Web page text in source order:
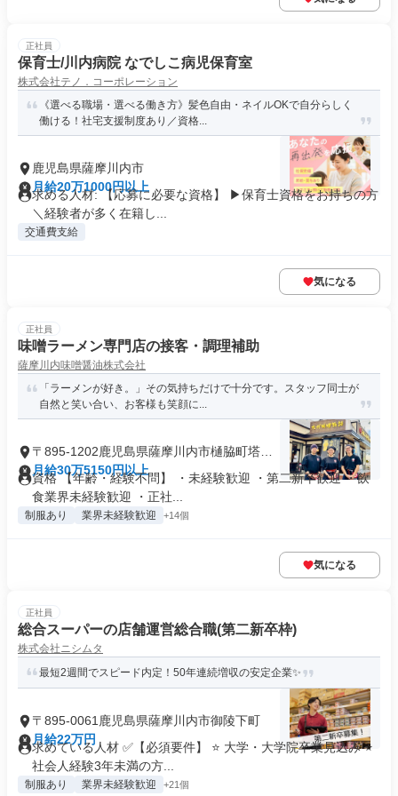
正社員
保育士/川内病院 なでしこ病児保育室
株式会社テノ．コーポレーション
《選べる職場・選べる働き方》髪色自由・ネイルOKで自分らしく
働ける！社宅支援制度あり／資格...
鹿児島県薩摩川内市
月給20万1000円以上
求める人材: 【応募に必要な資格】 ▶保育士資格をお持ちの方
＼経験者が多く在籍し...
交通費支給
気になる
正社員
味噌ラーメン専門店の接客・調理補助
薩摩川内味噌醤油株式会社
「ラーメンが好き。」その気持ちだけで十分です。スタッフ同士が
自然と笑い合い、お客様も笑顔に...
〒895-1202鹿児島県薩摩川内市樋脇町塔之
原
月給30万5150円以上
資格 【年齢・経験不問】 ・未経験歓迎 ・第二新卒歓迎 ・飲
食業界未経験歓迎 ・正社...
制服あり 業界未経験歓迎 +14個
気になる
正社員
総合スーパーの店舗運営総合職(第二新卒枠)
株式会社ニシムタ
最短2週間でスピード内定！50年連続増収の安定企業✨
〒895-0061鹿児島県薩摩川内市御陵下町
月給22万円
求めている人材 ✅【必須要件】 ⭐ 大学・大学院卒業見込み ⭐
社会人経験3年未満の方...
制服あり 業界未経験歓迎 +21個